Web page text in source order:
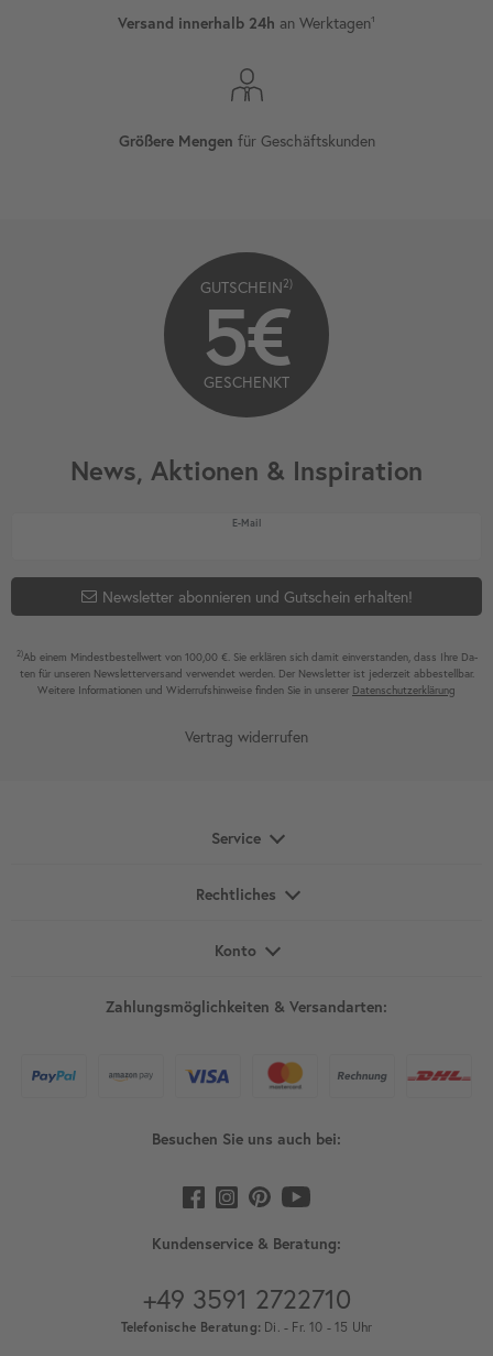
Versand innerhalb 24h an Werktagen¹
Größere Mengen für Geschäftskunden
News, Aktionen & Inspiration
E-MailNewsletter Honig
Newsletter abonnieren und Gutschein erhalten!
2)Ab einem Mindest­bestell­wert von 100,00 €. Sie erklären sich damit ein­ver­standen, dass Ihre Da­
ten für unseren News­letter­versand ver­wen­det werden. Der News­letter ist jeder­zeit ab­bestel­lbar.
Weitere Infor­mationen und Wider­rufshin­weise finden Sie in unserer Daten­schutz­erklärung
GUTSCHEIN2)
5€
GESCHENKT
Vertrag widerrufen
Service
Rechtliches
Konto
Zahlungsmöglichkeiten & Versandarten:
Besuchen Sie uns auch bei:
Kundenservice & Beratung:
+49 3591 2722710
Telefonische Beratung: Di. - Fr. 10 - 15 Uhr